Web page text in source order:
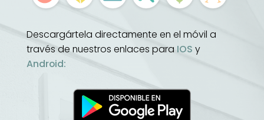
Descargártela directamente en el móvil a
través de nuestros enlaces para IOS y
Android: